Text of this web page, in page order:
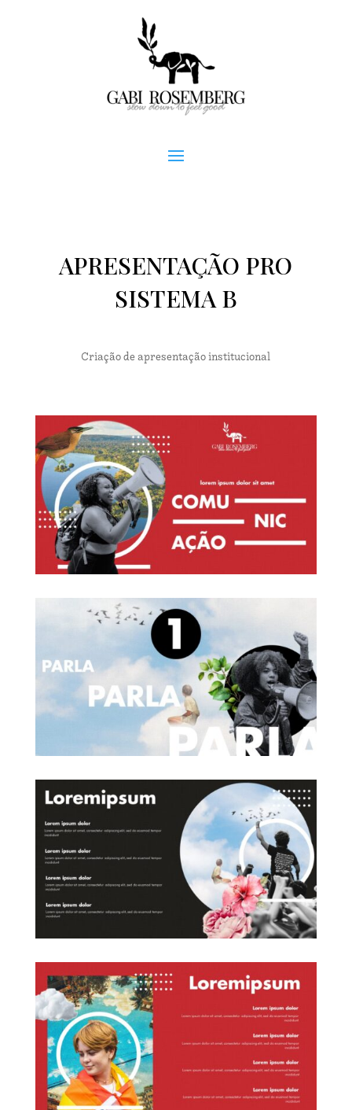
APRESENTAÇÃO PRO
SISTEMA B
Criação de apresentação institucional